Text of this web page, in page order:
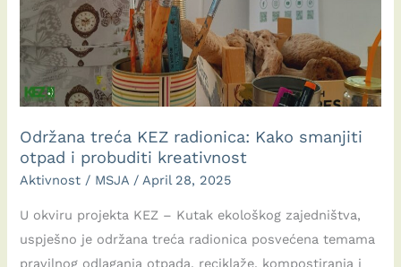
Održana treća KEZ radionica: Kako smanjiti
otpad i probuditi kreativnost
Aktivnost / MSJA /April 28, 2025
U okviru projekta KEZ – Kutak ekološkog zajedništva,
uspješno je održana treća radionica posvećena temama
pravilnog odlaganja otpada, reciklaže, kompostiranja i